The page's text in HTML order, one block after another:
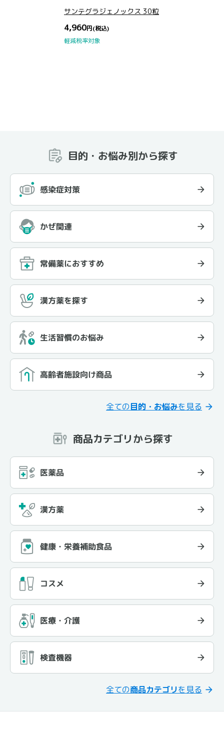
サンテグラジェノックス 30粒
4,960円(税込)
軽減税率対象
目的・お悩み別から探す
感染症対策
かぜ関連
常備薬におすすめ
漢方薬を探す
生活習慣のお悩み
高齢者施設向け商品
全ての目的・お悩みを見る
商品カテゴリから探す
医薬品
漢方薬
健康・栄養補助食品
コスメ
医療・介護
検査機器
全ての商品カテゴリを見る